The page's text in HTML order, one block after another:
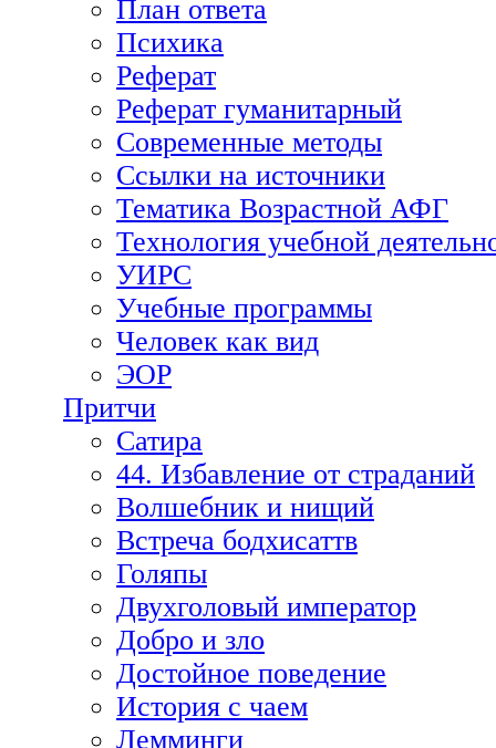
План ответа
Психика
Реферат
Реферат гуманитарный
Современные методы
Ссылки на источники
Тематика Возрастной АФГ
Технология учебной
УИРС
Учебные программы
Человек как вид
ЭОР
Притчи
Сатира
44. Избавление от страданий
Волшебник и нищий
Встреча бодхисаттв
Голяпы
Двухголовый император
Добро и зло
Достойное поведение
История с чаем
Лемминги